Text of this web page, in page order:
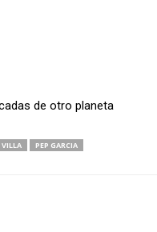
de otro planeta
PEP GARCIA